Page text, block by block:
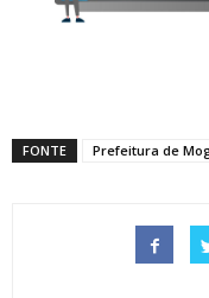
FONTE Prefeitura de